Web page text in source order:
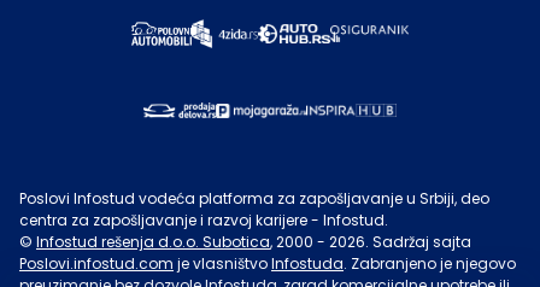
Poslovi Infostud vodeća platforma za zapošljavanje u Srbiji, deo
centra za zapošljavanje i razvoj karijere - Infostud.
© Infostud rešenja d.o.o. Subotica, 2000 - 2026. Sadržaj sajta
Poslovi.infostud.com je vlasništvoInfostuda. Zabranjeno je njegovo